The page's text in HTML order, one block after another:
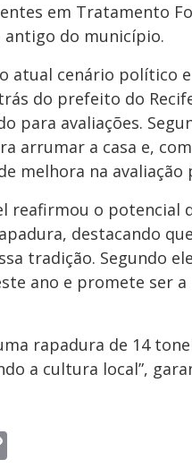
em Tratamento
antigo do município.
atual cenário político
do prefeito do
para avaliações.
arrumar a casa e,
melhora na avaliação
reafirmou o potencial
destacando
tradição. Segundo
ano e promete ser
rapadura de 14
a cultura local”,